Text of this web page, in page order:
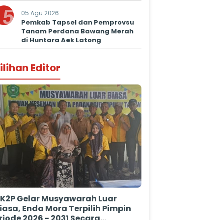
5 05 Agu 2026
Pemkab Tapsel dan Pemprovsu
Tanam Perdana Bawang Merah
di Huntara Aek Latong
Editor
Gelar Musyawarah Luar
Enda Mora Terpilih Pimpin